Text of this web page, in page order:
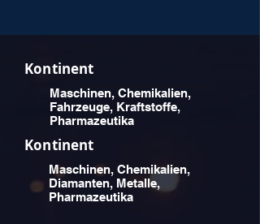
Kontinent
Maschinen, Chemikalien,
Fahrzeuge, Kraftstoffe,
Pharmazeutika
Kontinent
Maschinen, Chemikalien,
Diamanten, Metalle,
Pharmazeutika